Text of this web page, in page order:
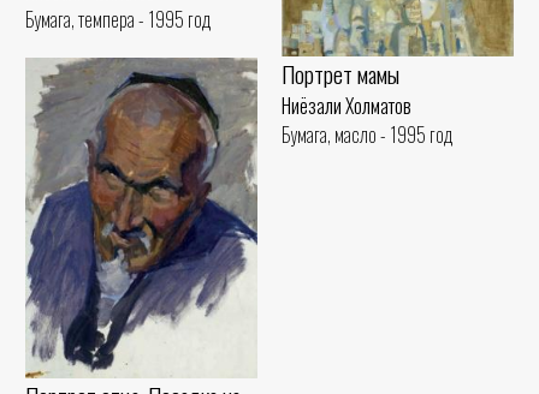
Бумага, темпера - 1995 год
Портрет мамы
Ниёзали Холматов
Бумага, масло - 1995 год